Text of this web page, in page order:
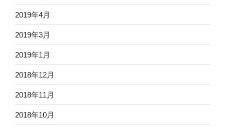
2019年4月
2019年3月
2019年1月
2018年12月
2018年11月
2018年10月